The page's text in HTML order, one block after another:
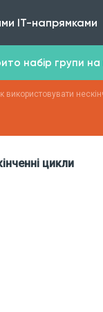
IT-напрямками
набір групи
використовувати
цикли